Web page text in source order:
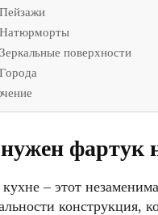
поверхности
фартук
– этот
конструкция,